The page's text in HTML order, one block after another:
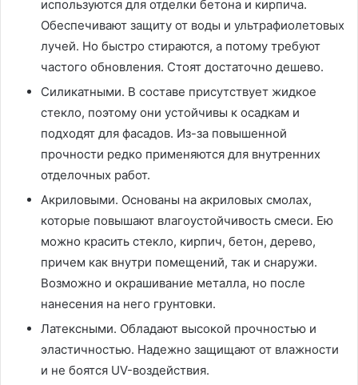
используются для отделки бетона и кирпича.
Обеспечивают защиту от воды и ультрафиолетовых
лучей. Но быстро стираются, а потому требуют
частого обновления. Стоят достаточно дешево.
Силикатными. В составе присутствует жидкое
стекло, поэтому они устойчивы к осадкам и
подходят для фасадов. Из-за повышенной
прочности редко применяются для внутренних
отделочных работ.
Акриловыми. Основаны на акриловых смолах,
которые повышают влагоустойчивость смеси. Ею
можно красить стекло, кирпич, бетон, дерево,
причем как внутри помещений, так и снаружи.
Возможно и окрашивание металла, но после
нанесения на него грунтовки.
Латексными. Обладают высокой прочностью и
эластичностью. Надежно защищают от влажности
и не боятся UV-воздействия.